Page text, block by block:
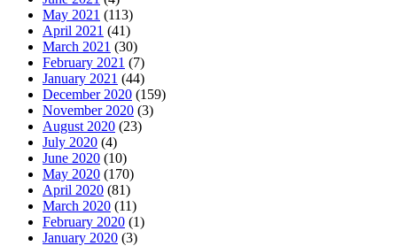
May 2021 (113)
April 2021 (41)
March 2021 (30)
February 2021 (7)
January 2021 (44)
December 2020 (159)
November 2020 (3)
August 2020 (23)
July 2020 (4)
June 2020 (10)
May 2020 (170)
April 2020 (81)
March 2020 (11)
February 2020 (1)
January 2020 (3)